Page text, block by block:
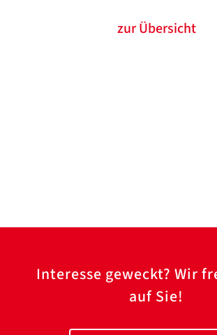
zur Übersicht
Interesse geweckt? Wir
auf Sie!
ZURÜCKTranslate
ZURÜCK